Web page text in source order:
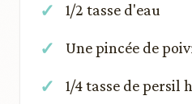
1/2 tasse d'eau
Une pincée de
1/4 tasse de persil